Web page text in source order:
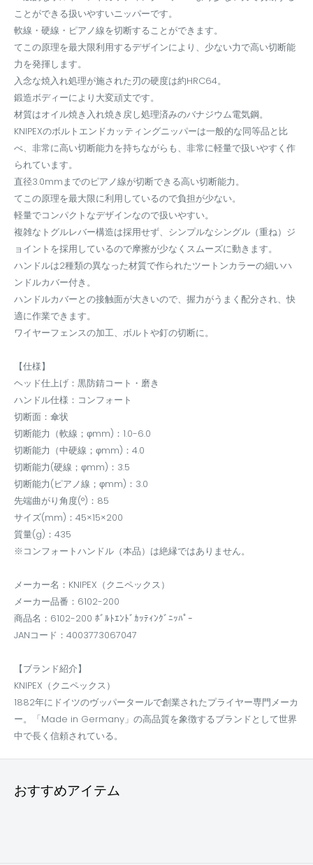
ことができる扱いやすいニッパーです。
軟線・硬線・ピアノ線を切断することができます。
てこの原理を最大限利用するデザインにより、少ない力で高い切断能
力を発揮します。
入念な焼入れ処理が施された刃の硬度は約HRC64。
鍛造ボディーにより大変頑丈です。
材質はオイル焼き入れ焼き戻し処理済みのバナジウム電気鋼。
KNIPEXのボルトエンドカッティングニッパーは一般的な同等品と比
べ、非常に高い切断能力を持ちながらも、非常に軽量で扱いやすく作
られています。
直径3.0mmまでのピアノ線が切断できる高い切断能力。
てこの原理を最大限に利用しているので負担が少ない。
軽量でコンパクトなデザインなので扱いやすい。
複雑なトグルレバー構造は採用せず、シンプルなシングル（重ね）ジ
ョイントを採用しているので摩擦が少なくスムーズに動きます。
ハンドルは2種類の異なった材質で作られたツートンカラーの細いハ
ンドルカバー付き。
ハンドルカバーとの接触面が大きいので、握力がうまく配分され、快
適に作業できます。
ワイヤーフェンスの加工、ボルトや釘の切断に。
【仕様】
ヘッド仕上げ：黒防錆コート・磨き
ハンドル仕様：コンフォート
切断面：傘状
切断能力（軟線；φmm)：1.0-6.0
切断能力（中硬線；φmm)：4.0
切断能力(硬線；φmm)：3.5
切断能力(ピアノ線；φmm)：3.0
先端曲がり角度(°)：85
サイズ(mm)：45×15×200
質量(g)：435
※コンフォートハンドル（本品）は絶縁ではありません。
メーカー名：KNIPEX（クニペックス）
メーカー品番：6102-200
商品名：6102-200 ﾎﾞﾙﾄｴﾝﾄﾞｶｯﾃｨﾝｸﾞﾆｯﾊﾟｰ
JANコード：4003773067047
【ブランド紹介】
KNIPEX（クニペックス）
1882年にドイツのヴッパータールで創業されたプライヤー専門メーカ
ー。「Made in Germany」の高品質を象徴するブランドとして世界
中で長く信頼されている。
おすすめアイテム